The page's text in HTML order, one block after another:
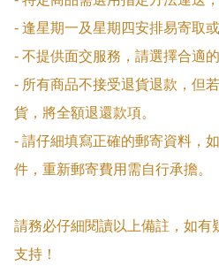
- 逢星期一及星期四安排易寄取
- 不提供面交服務，請選擇合適的
- 所有商品不接受退貨退款，但
貨，將全額退還款項。
- 請仔細填寫正確的郵寄資料，
件，重新郵寄費用需自行承擔。
請務必仔細閱讀以上備註，如有
支持！